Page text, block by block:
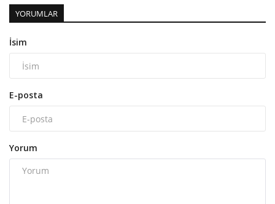
YORUMLAR
İsim
E-posta
Yorum